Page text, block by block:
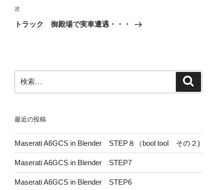
ビ
ゲ
ン
稿
次
の
次
トラック 御殿場で実車遭遇・・・
索:
最近の投稿
Maserati A6GCS in Blender STEP８（bool tool その２)
Maserati A6GCS in Blender STEP7
Maserati A6GCS in Blender STEP6